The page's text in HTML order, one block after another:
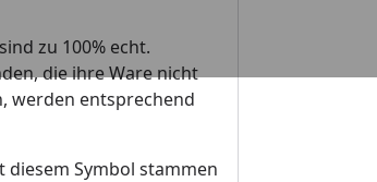
zu 100% echt.
die ihre Ware nicht
werden entsprechend
diesem Symbol stammen